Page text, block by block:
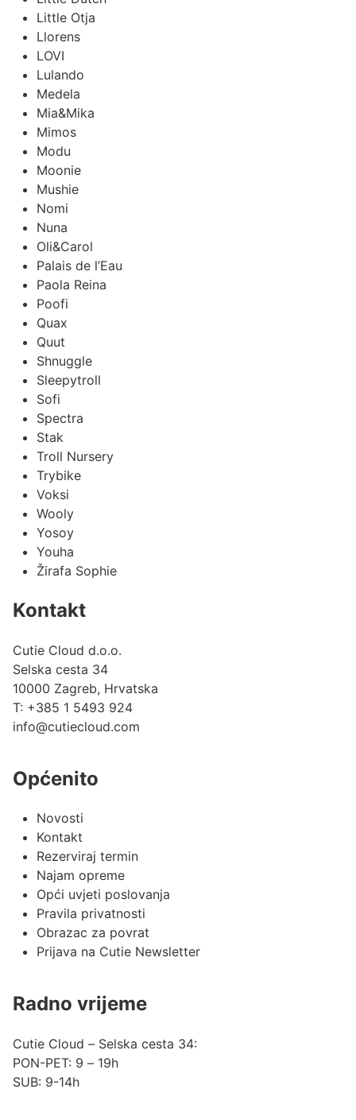
Little Otja
Llorens
LOVI
Lulando
Medela
Mia&Mika
Mimos
Modu
Moonie
Mushie
Nomi
Nuna
Oli&Carol
Palais de l’Eau
Paola Reina
Poofi
Quax
Quut
Shnuggle
Sleepytroll
Sofi
Spectra
Stak
Troll Nursery
Trybike
Voksi
Wooly
Yosoy
Youha
Žirafa Sophie
Kontakt
Cutie Cloud d.o.o.
Selska cesta 34
10000 Zagreb, Hrvatska
T: +385 1 5493 924
info@cutiecloud.com
Općenito
Novosti
Kontakt
Rezerviraj termin
Najam opreme
Opći uvjeti poslovanja
Pravila privatnosti
Obrazac za povrat
Prijava na Cutie Newsletter
Radno vrijeme
Cutie Cloud – Selska cesta 34:
PON-PET: 9 – 19h
SUB: 9-14h